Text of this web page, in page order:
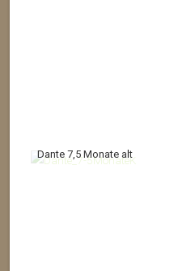
Dante 7,5 Monate alt